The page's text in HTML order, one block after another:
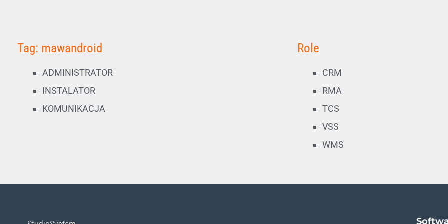
Tag: mawandroid
ADMINISTRATOR
INSTALATOR
KOMUNIKACJA
Role
CRM
RMA
TCS
VSS
WMS